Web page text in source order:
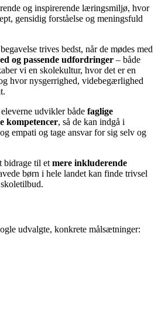
og inspirerende læringsmiljø, hvor
gensidig forståelse og meningsfuld
trives bedst, når de mødes med
og passende udfordringer – både
vi en skolekultur, hvor det er en
hvor nysgerrighed, videbegærlighed
udvikler både faglige
kompetencer, så de kan indgå i
empati og tage ansvar for sig selv og
bidrage til et mere inkluderende
børn i hele landet kan finde trivsel
udvalgte, konkrete målsætninger: